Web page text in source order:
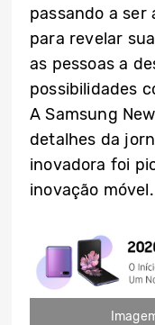
passando a ser
para revelar
as pessoas a
possibilidades
A Samsung
detalhes da
inovadora foi
inovação móvel.